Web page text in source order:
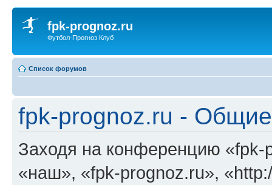
fpk-prognoz.ru
Футбол-Прогноз Клуб
Список форумов
fpk-prognoz.ru -
Заходя на конференцию
«наш», «fpk-prognoz.ru»,